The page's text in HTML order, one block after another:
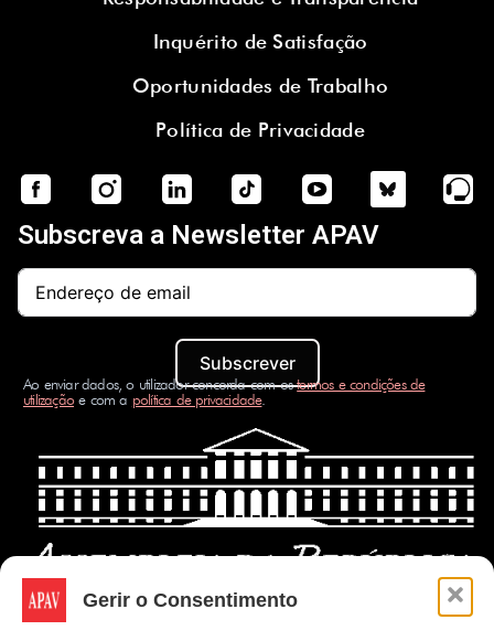
Gerir o Consentimento
Inquérito de Satisfação
Oportunidades de Trabalho
Política de Privacidade
Subscreva a Newsletter APAV
Subscrever
Ao enviar dados, o utilizador concorda com ostermos e condições de
utilizaçãoe com a política de privacidade.